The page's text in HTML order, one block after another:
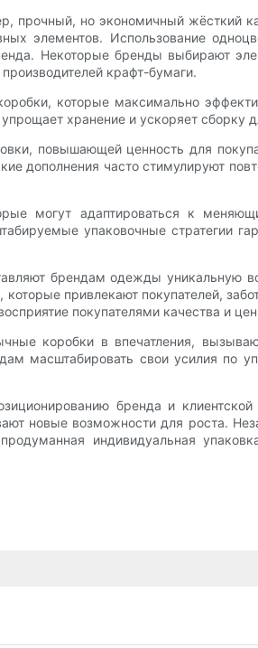
прочный, но экономичный жёсткий
элементов. Использование
Некоторые бренды выбирают
крафт-бумаги.
которые максимально
хранение и ускоряет сборку
повышающей ценность для
дополнения часто стимулируют
могут адаптироваться к
упаковочные стратегии
брендам одежды уникальную
привлекают покупателей,
покупателями качества и
коробки в впечатления,
масштабировать свои усилия по
бренда и
новые возможности для роста.
индивидуальная